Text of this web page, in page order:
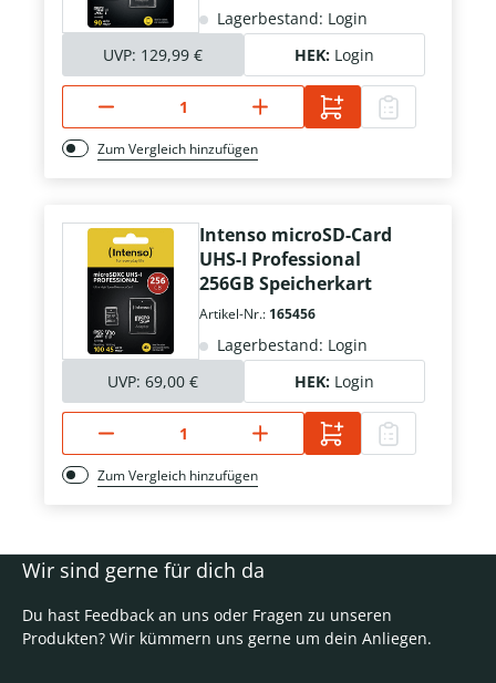
Lagerbestand: Login
UVP: 129,99 € HEK: Login
Zum Vergleich hinzufügen
Intenso microSD-Card
UHS-I Professional
256GB Speicherkart
Artikel-Nr.: 165456
Lagerbestand: Login
UVP: 69,00 € HEK: Login
Zum Vergleich hinzufügen
Wir sind gerne für dich da
Du hast Feedback an uns oder Fragen zu unseren
Produkten? Wir kümmern uns gerne um dein Anliegen.